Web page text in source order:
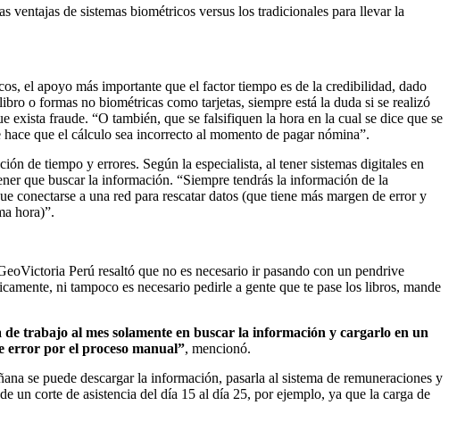
ventajas de sistemas biométricos versus los tradicionales para llevar la
el apoyo más importante que el factor tiempo es de la credibilidad, dado
o formas no biométricas como tarjetas, siempre está la duda si se realizó
exista fraude. “O también, que se falsifiquen la hora en la cual se dice que se
que el cálculo sea incorrecto al momento de pagar nómina”.
de tiempo y errores. Según la especialista, al tener sistemas digitales en
que buscar la información. “Siempre tendrás la información de la
conectarse a una red para rescatar datos (que tiene más margen de error y
hora)”.
Perú resaltó que no es necesario ir pasando con un pendrive
ni tampoco es necesario pedirle a gente que te pase los libros, mande
trabajo al mes solamente en buscar la información y cargarlo en un
error por el proceso manual”, mencionó.
se puede descargar la información, pasarla al sistema de remuneraciones y
un corte de asistencia del día 15 al día 25, por ejemplo, ya que la carga de